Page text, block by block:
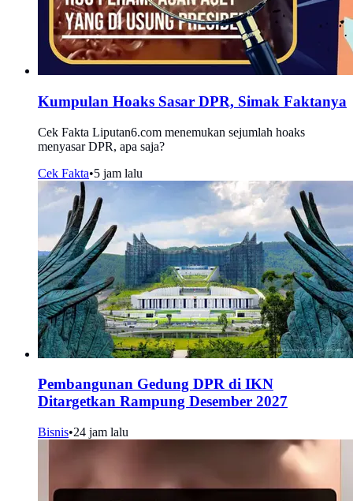
Kumpulan Hoaks Sasar DPR, Simak Faktanya
Cek Fakta Liputan6.com menemukan sejumlah hoaks
menyasar DPR, apa saja?
Cek Fakta•5 jam lalu
Pembangunan Gedung DPR di IKN
Ditargetkan Rampung Desember 2027
Bisnis•24 jam lalu